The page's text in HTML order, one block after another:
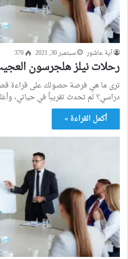
آية عاشور سبتمبر 30, 2021 370
رحلات نيلز هلجرسون
ترى ما هي فرصة حصولك على قراءة
دراسي؟ لم تحدث تقريباً في حياتي،
أكمل القراءة »